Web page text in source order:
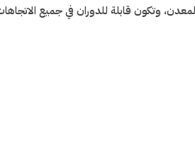
وتكون قابلة للدوران في جميع